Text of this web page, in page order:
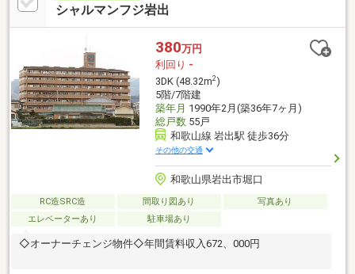
シャルマンフジ岩出
380万円
利回り -
3DK (48.32m2)
5階/7階建
築年月 1990年2月(築36年7ヶ月)
総戸数55戸
和歌山線 岩出駅 徒歩36分
その他の交通
和歌山県岩出市堀口
RC造SRC造 間取り図あり
写真あり
エレベーターあり
駐車場あり
◇オーナーチェンジ物件◇年間賃料収入672、000円